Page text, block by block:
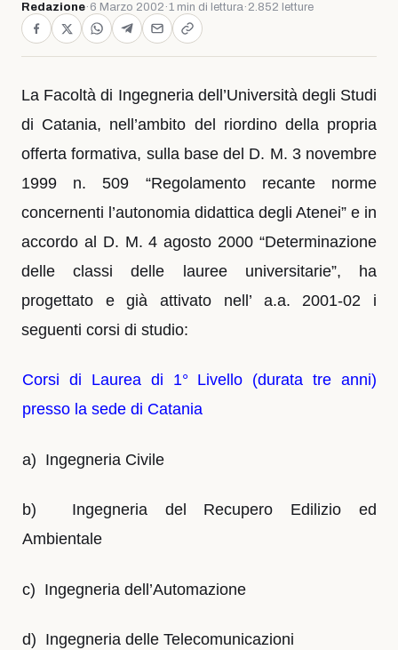
Redazione· 6 Marzo 2002 ·1 min di lettura· 2.852 letture
La Facoltà di Ingegneria dell’Università degli Studi
di Catania, nell’ambito del riordino dellapropria
offerta formativa, sulla base del D. M. 3 novembre
1999 n. 509 “Regolamento recante norme
concernenti l’autonomia didattica degli Atenei” e in
accordo al D. M. 4 agosto 2000 “Determinazione
delle classi delle lauree universitarie”, ha
progettato e già attivato nell’ a.a. 2001-02 i
seguenti corsi di studio:
Corsi di Laurea di 1° Livello (durata tre anni)
presso la sede di Catania
a) Ingegneria Civile
b)
Ingegneria del Recupero Edilizio ed
Ambientale
c) Ingegneria dell’Automazione
d) Ingegneria delle Telecomunicazioni